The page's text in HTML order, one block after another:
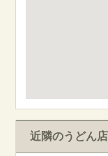
近隣のうどん店